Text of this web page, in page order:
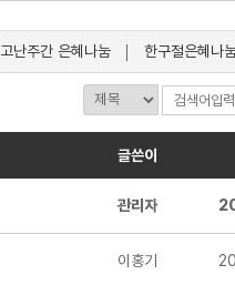
고난주간 은혜나눔 한구절은혜나
글쓴이
관리자
이홍기